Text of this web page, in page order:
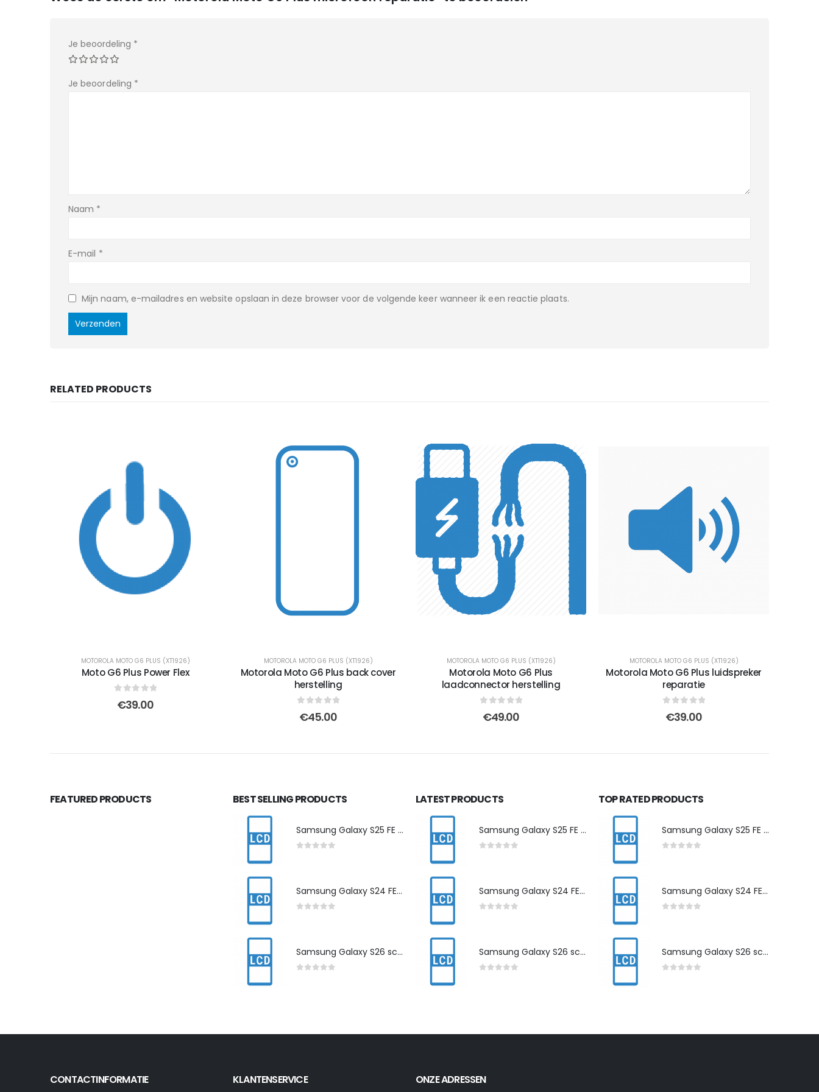
Je beoordeling *
Je beoordeling *
Naam *
E-mail *
Mijn naam, e-mailadres en website opslaan in deze browser voor de volgende keer wanneer ik een reactie plaats.
RELATED PRODUCTS
MOTOROLA MOTO G6 PLUS (XT1926)
Moto G6 Plus Power Flex
out of 5
€39.00
MOTOROLA MOTO G6 PLUS (XT1926)
Motorola Moto G6 Plus back cover
herstelling
out of 5
€45.00
MOTOROLA MOTO G6 PLUS (XT1926)
Motorola Moto G6 Plus
laadconnector herstelling
out of 5
€49.00
MOTOROLA MOTO G6 PLUS (XT1926)
Motorola Moto G6 Plus luidspreker
reparatie
out of 5
€39.00
FEATURED PRODUCTS BEST SELLING PRODUCTS
Samsung Galaxy S25 FE scherm herstelling
Samsung Galaxy S24 FE scherm herstelling
Samsung Galaxy S26 scherm herstelling
LATEST PRODUCTS
Samsung Galaxy S25 FE scherm herstelling
Samsung Galaxy S24 FE scherm herstelling
Samsung Galaxy S26 scherm herstelling
TOP RATED PRODUCTS
Samsung Galaxy S25 FE scherm herstelling
Samsung Galaxy S24 FE scherm herstelling
Samsung Galaxy S26 scherm herstelling
CONTACTINFORMATIE KLANTENSERVICE ONZE ADRESSEN